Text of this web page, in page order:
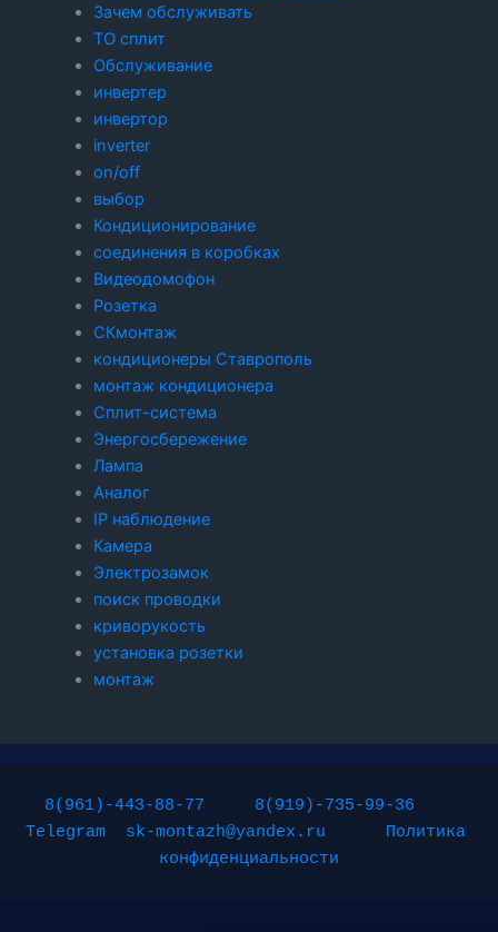
Зачем обслуживать
ТО сплит
Обслуживание
инвертер
инвертор
inverter
on/off
выбор
Кондиционирование
соединения в коробках
Видеодомофон
Розетка
СКмонтаж
кондиционеры Ставрополь
монтаж кондиционера
Сплит-система
Энергосбережение
Лампа
Аналог
IP наблюдение
Камера
Электрозамок
поиск проводки
криворукость
установка розетки
монтаж
8(961)-443-88-77
8(919)-735-99-36
Telegram
sk-montazh@yandex.ru
Политика
конфиденциальности